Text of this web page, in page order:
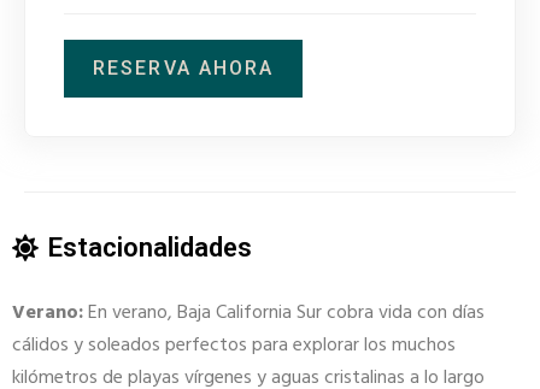
RESERVA AHORA
Estacionalidades
Verano:En verano, Baja California Sur cobra vida con días
cálidos y soleados perfectos para explorar los muchos
kilómetros de playas vírgenes y aguas cristalinas a lo largo